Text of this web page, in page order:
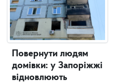
Повернути людям
домівки: у Запоріжжі
відновлюють